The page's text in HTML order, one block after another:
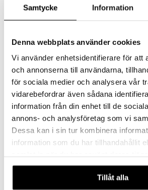
Samtycke Information
Denna webbplats använder cookies
Vi använder enhetsidentifierare för att
och annonserna till användarna,
för sociala medier och analysera vår
vidarebefordrar även sådana
information från din enhet till de
annons- och analysföretag som vi
Dessa kan i sin tur kombinera
information som du har tillhandahållit
våra cookies vid fortsatt användande
Tillåt alla
Saatavana useana vaihtoehtona
Mixed Bowls 12.7 cm
TOKYO DESIGN STUDIO
alk.6,99 €
Mixed
TOKYO
alk.
& Tyynyliinat